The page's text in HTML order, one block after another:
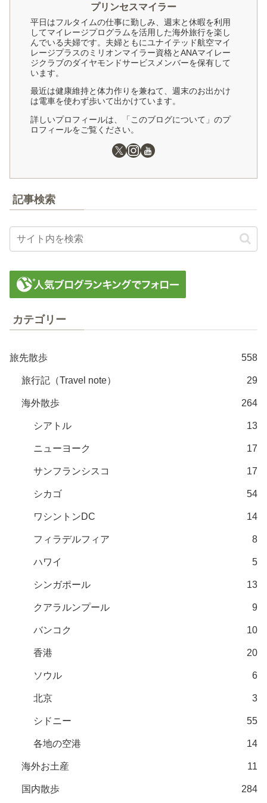
プリンセスマイラー
平日はフルタイムの仕事に勤しみ、週末と休暇を利用
してマイレージプログラムを活用した海外旅行を楽し
んでいる夫婦です。夫婦ともにユナイテッド航空マイ
レージプラスのミリオンマイラー資格とANAマイレー
ジクラブのダイヤモンドサービスメンバーを保有して
います。
最近は健康維持と体力作りを兼ねて、週末のお出かけ
は電車を使わず歩いて出かけています。
詳しいプロフィールは、「このブログについて」のプ
ロフィールをご覧ください。
記事検索
カテゴリー
旅先散歩 558
旅行記（Travel note） 29
海外散歩 264
シアトル 13
ニューヨーク 17
サンフランシスコ 17
シカゴ 54
ワシントンDC 14
フィラデルフィア 8
ハワイ 5
シンガポール 13
クアラルンプール 9
バンコク 10
香港 20
ソウル 6
北京 3
シドニー 55
各地の空港 14
海外お土産 11
国内散歩 284